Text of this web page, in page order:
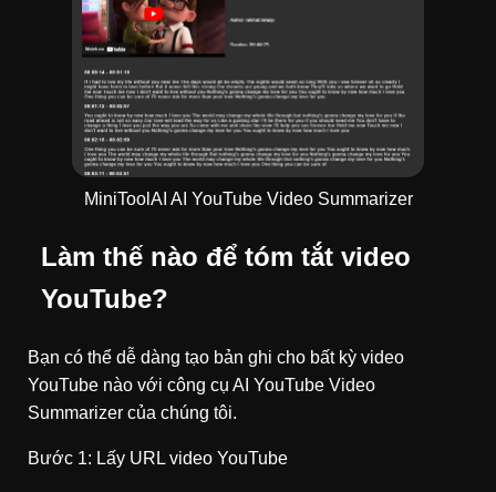
MiniToolAI AI YouTube Video Summarizer
Làm thế nào để tóm tắt video
YouTube?
Bạn có thể dễ dàng tạo bản ghi cho bất kỳ video
YouTube nào với công cụ AI YouTube Video
Summarizer của chúng tôi.
Bước 1: Lấy URL video YouTube